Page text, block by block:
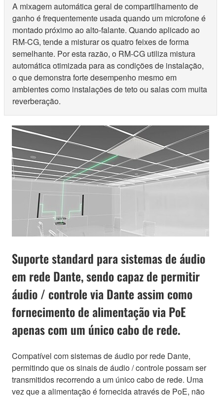
A mixagem automática geral de compartilhamento de
ganho é frequentemente usada quando um microfone é
montado próximo ao alto-falante. Quando aplicado ao
RM-CG, tende a misturar os quatro feixes de forma
semelhante. Por esta razão, o RM-CG utiliza mistura
automática otimizada para as condições de instalação,
o que demonstra forte desempenho mesmo em
ambientes como instalações de teto ou salas com muita
reverberação.
Suporte standard para sistemas de áudio
em rede Dante, sendo capaz de permitir
áudio / controle via Dante assim como
fornecimento de alimentação via PoE
apenas com um único cabo de rede.
Compatível com sistemas de áudio por rede Dante,
permitindo que os sinais de áudio / controle possam ser
transmitidos recorrendo a um único cabo de rede. Uma
vez que a alimentação é fornecida através de PoE, não